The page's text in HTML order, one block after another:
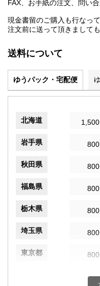
FAX、お手紙の注文、問い
現金書留のご購入も行なって
注文前に送って頂きまして
送料について
ゆうパック・宅配便
北海道
岩手県
秋田県
福島県
栃木県
埼玉県
東京都